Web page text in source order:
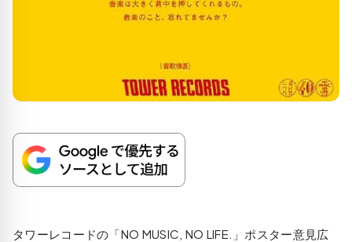
タワーレコードの「NO MUSIC, NO LIFE.」ポスター意見広